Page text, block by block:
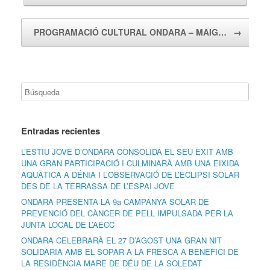
PROGRAMACIÓ CULTURAL ONDARA – MAIG… →
Entradas recientes
L’ESTIU JOVE D’ONDARA CONSOLIDA EL SEU ÈXIT AMB
UNA GRAN PARTICIPACIÓ I CULMINARÀ AMB UNA EIXIDA
AQUÀTICA A DÉNIA I L’OBSERVACIÓ DE L’ECLIPSI SOLAR
DES DE LA TERRASSA DE L’ESPAI JOVE
ONDARA PRESENTA LA 9a CAMPANYA SOLAR DE
PREVENCIÓ DEL CÀNCER DE PELL IMPULSADA PER LA
JUNTA LOCAL DE L’AECC
ONDARA CELEBRARÀ EL 27 D’AGOST UNA GRAN NIT
SOLIDÀRIA AMB EL SOPAR A LA FRESCA A BENEFICI DE
LA RESIDÈNCIA MARE DE DÉU DE LA SOLEDAT